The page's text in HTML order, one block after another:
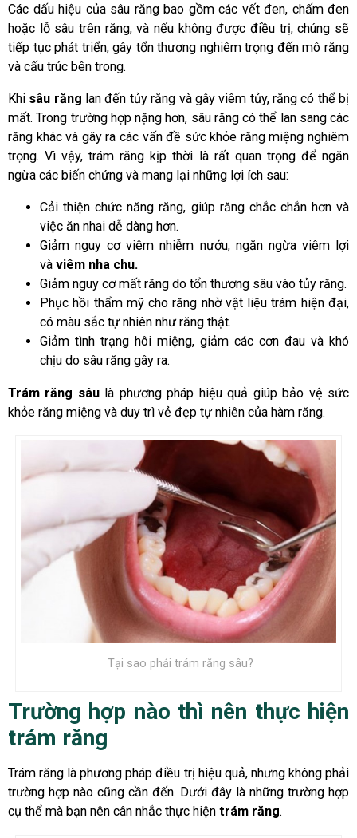
Các dấu hiệu của sâu răng bao gồm các vết đen, chấm đen
hoặc lỗ sâu trên răng, và nếu không được điều trị, chúng sẽ
tiếp tục phát triển, gây tổn thương nghiêm trọng đến mô răng
và cấu trúc bên trong.
Khi sâu răng lan đến tủy răng và gây viêm tủy, răng có thể bị
mất. Trong trường hợp nặng hơn, sâu răng có thể lan sang các
răng khác và gây ra các vấn đề sức khỏe răng miệng nghiêm
trọng. Vì vậy, trám răng kịp thời là rất quan trọng để ngăn
ngừa các biến chứng và mang lại những lợi ích sau:
Cải thiện chức năng răng, giúp răng chắc chắn hơn và
việc ăn nhai dễ dàng hơn.
Giảm nguy cơ viêm nhiễm nướu, ngăn ngừa viêm lợi
và viêm nha chu.
Giảm nguy cơ mất răng do tổn thương sâu vào tủy răng.
Phục hồi thẩm mỹ cho răng nhờ vật liệu trám hiện đại,
có màu sắc tự nhiên như răng thật.
Giảm tình trạng hôi miệng, giảm các cơn đau và khó
chịu do sâu răng gây ra.
Trám răng sâulà phương pháp hiệu quả giúp bảo vệ sức
khỏe răng miệng và duy trì vẻ đẹp tự nhiên của hàm răng.
Tại sao phải trám răng sâu?
Trường hợp nào thì nên thực hiện
trám răng
Trám răng là phương pháp điều trị hiệu quả, nhưng không phải
trường hợp nào cũng cần đến. Dưới đây là những trường hợp
cụ thể mà bạn nên cân nhắc thực hiện trám răng.